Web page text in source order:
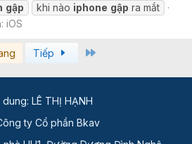
gập khi nào iphone gập ra mắt
iOS
Tiếp
LÊ THỊ HẠNH
ty Cổ phần Bkav